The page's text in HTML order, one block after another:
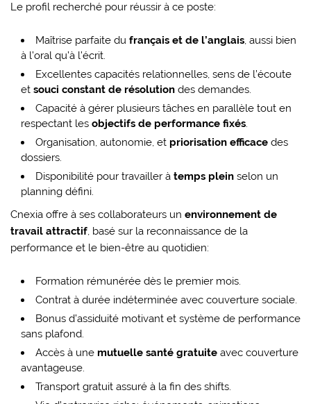
Le profil recherché pour réussir à ce poste:
Maîtrise parfaite du français et de l’anglais, aussi bien
à l’oral qu’à l’écrit.
Excellentes capacités relationnelles, sens de l’écoute
et souci constant de résolution des demandes.
Capacité à gérer plusieurs tâches en parallèle tout en
respectant les objectifs de performance fixés.
Organisation, autonomie, et priorisation efficace des
dossiers.
Disponibilité pour travailler à temps plein selon un
planning défini.
Cnexia offre à ses collaborateurs un environnement de
travail attractif, basé sur la reconnaissance de la
performance et le bien-être au quotidien:
Formation rémunérée dès le premier mois.
Contrat à durée indéterminée avec couverture sociale.
Bonus d’assiduité motivant et système de performance
sans plafond.
Accès à une mutuelle santé gratuite avec couverture
avantageuse.
Transport gratuit assuré à la fin des shifts.